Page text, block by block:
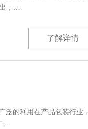
，…
了解详情
泛的利用在产品包装行业，
…